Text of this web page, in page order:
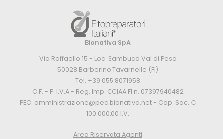
Bionativa SpA
Via Raffaello 15 - Loc. Sambuca Val di Pesa
50028 Barberino Tavarnelle (FI)
Tel. +39 055 8071958
C.F. - P. I.V.A.- Reg. Imp. CCIAA FI n. 07397940482
PEC: amministrazione@pec.bionativa.net - Cap. Soc. €
100.000,00 I.V.
Area Riservata Agenti